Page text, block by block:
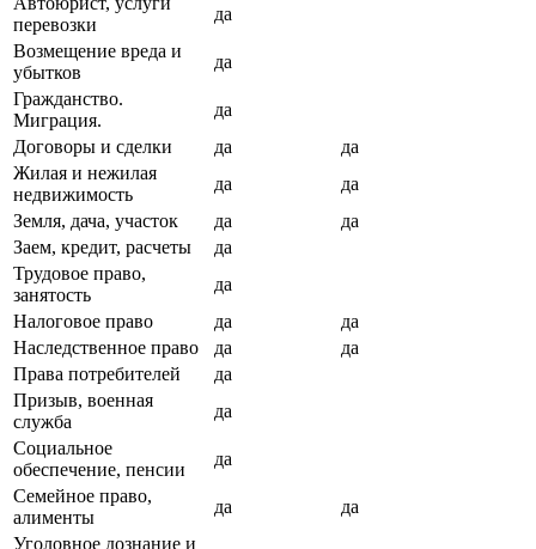
перевозки
да
Возмещение вреда и
убытков
да
Гражданство.
Миграция.
да
Договоры и сделки
да
да
Жилая и нежилая
недвижимость
да
да
Земля, дача, участок
да
да
Заем, кредит, расчеты
да
Трудовое право,
занятость
да
Налоговое право
да
да
Наследственное право
да
да
Права потребителей
да
Призыв, военная
служба
да
Социальное
обеспечение, пенсии
да
Семейное право,
алименты
да
да
Уголовное дознание и